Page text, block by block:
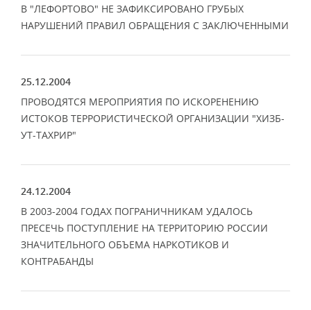
В "ЛЕФОРТОВО" НЕ ЗАФИКСИРОВАНО ГРУБЫХ
НАРУШЕНИЙ ПРАВИЛ ОБРАЩЕНИЯ С ЗАКЛЮЧЕННЫМИ
25.12.2004
ПРОВОДЯТСЯ МЕРОПРИЯТИЯ ПО ИСКОРЕНЕНИЮ
ИСТОКОВ ТЕРРОРИСТИЧЕСКОЙ ОРГАНИЗАЦИИ "ХИЗБ-
УТ-ТАХРИР"
24.12.2004
В 2003-2004 ГОДАХ ПОГРАНИЧНИКАМ УДАЛОСЬ
ПРЕСЕЧЬ ПОСТУПЛЕНИЕ НА ТЕРРИТОРИЮ РОССИИ
ЗНАЧИТЕЛЬНОГО ОБЪЕМА НАРКОТИКОВ И
КОНТРАБАНДЫ